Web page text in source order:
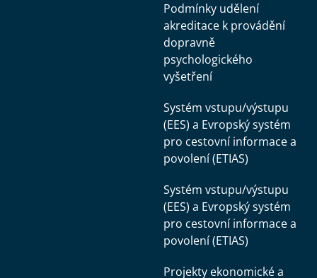
Podmínky udělení
akreditace k provádění
dopravně
psychologického
vyšetření
Systém vstupu/výstupu
(EES) a Evropský systém
pro cestovní informace a
povolení (ETIAS)
Systém vstupu/výstupu
(EES) a Evropský systém
pro cestovní informace a
povolení (ETIAS)
Projekty ekonomické a